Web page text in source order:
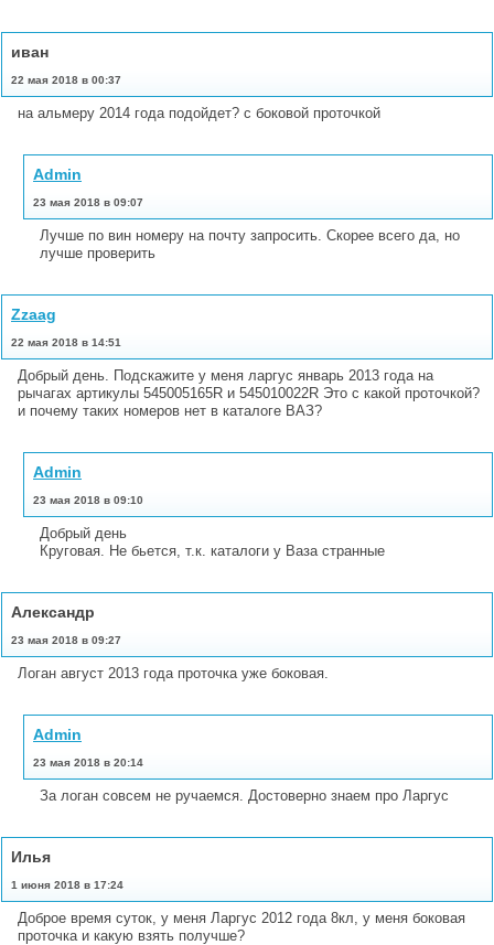
иван
22 мая 2018 в 00:37
на альмеру 2014 года подойдет? с боковой проточкой
Admin
23 мая 2018 в 09:07
Лучше по вин номеру на почту запросить. Скорее всего да, но
лучше проверить
Zzaag
22 мая 2018 в 14:51
Добрый день. Подскажите у меня ларгус январь 2013 года на
рычагах артикулы 545005165R и 545010022R Это с какой проточкой?
и почему таких номеров нет в каталоге ВАЗ?
Admin
23 мая 2018 в 09:10
Добрый день
Круговая. Не бьется, т.к. каталоги у Ваза странные
Александр
23 мая 2018 в 09:27
Логан август 2013 года проточка уже боковая.
Admin
23 мая 2018 в 20:14
За логан совсем не ручаемся. Достоверно знаем про Ларгус
Илья
1 июня 2018 в 17:24
Доброе время суток, у меня Ларгус 2012 года 8кл, у меня боковая
проточка и какую взять получше?